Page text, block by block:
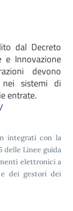
dal Decreto
e Innovazione
devono
nei sistemi di
entrate.
integrati con la
delle Linee guida
elettronici a
e dei gestori dei